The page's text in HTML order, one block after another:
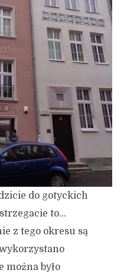
do gotyckich
to…
z tego okresu są
można było